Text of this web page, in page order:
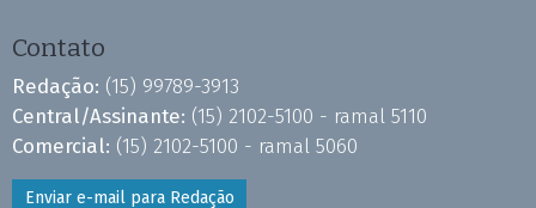
Contato
Redação: (15) 99789-3913
Central/Assinante: (15) 2102-5100 - ramal 5110
Comercial: (15) 2102-5100 - ramal 5060
Enviar e-mail para Redação